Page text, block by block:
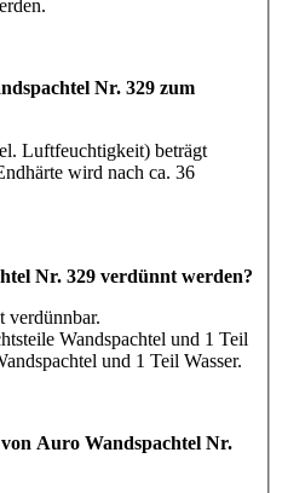
Nr. 329 zum
Luftfeuchtigkeit) beträgt
wird nach ca. 36
Nr. 329 verdünnt werden?
verdünnbar.
Wandspachtel und 1 Teil
und 1 Teil Wasser.
Auro Wandspachtel Nr.